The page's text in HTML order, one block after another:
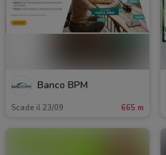
Banco BPM
Scade il 23/09 665 m